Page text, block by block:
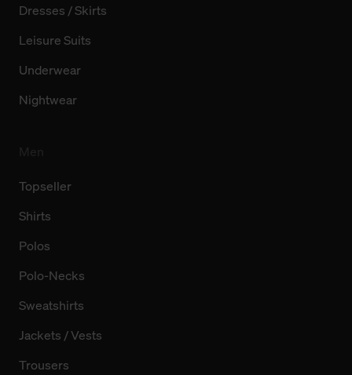
Dresses / Skirts
Leisure Suits
Underwear
Nightwear
Topseller
Shirts
Polos
Polo-Necks
Sweatshirts
Jackets / Vests
Trousers